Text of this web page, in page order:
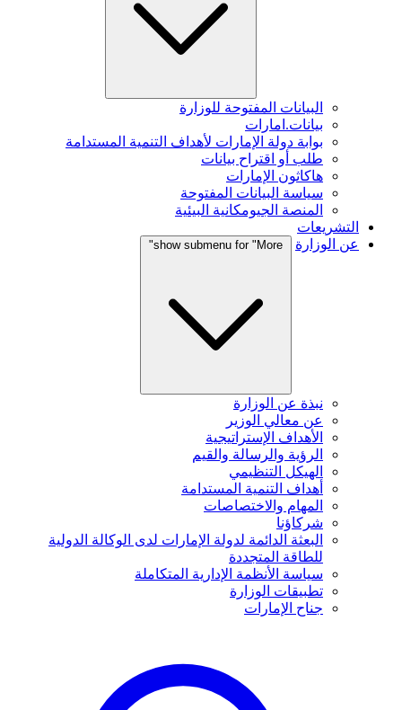
البيانات المفتوحة للوزارة
بيانات.امارات
بوابة دولة الإمارات لأهداف التنمية المستدامة
طلب أو اقتراح بيانات
هاكاثون الإمارات
سياسة البيانات المفتوحة
المنصة الجيومكانية البيئية
التشريعات
عن الوزارة
show submenu for "More"
نبذة عن الوزارة
عن معالي الوزير
الأهداف الإستراتيجية
الرؤية والرسالة والقيم
الهيكل التنظيمي
أهداف التنمية المستدامة
المهام والاختصاصات
شركاؤنا
البعثة الدائمة لدولة الإمارات لدى الوكالة الدولية
للطاقة المتجددة
سياسة الأنظمة الإدارية المتكاملة
تطبيقات الوزارة
جناح الإمارات